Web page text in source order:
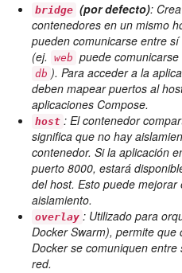
bridge (por defecto):
contenedores en un mismo
pueden comunicarse entre
(ej.
web puede comunicarse
db ). Para acceder a la
deben mapear puertos al
aplicaciones Compose.
host : El contenedor
significa que no hay
contenedor. Si la aplicación
puerto 8000, estará
del host. Esto puede
aislamiento.
overlay : Utilizado para
Docker Swarm), permite
Docker se comuniquen
red.